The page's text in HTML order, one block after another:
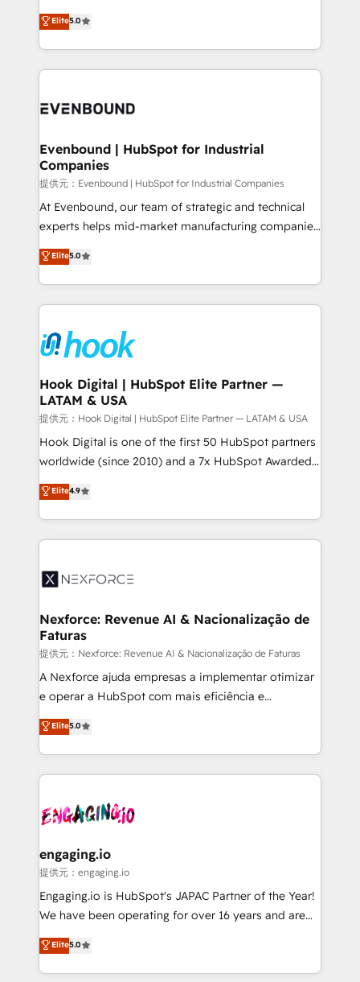
The synergies generated by these integrations,
together with the combination of talents, skills,
to accompany companies on their digital
helps mid-market revenue teams transform how
they sell, market, and serve. We don't just build your
HubSpot—we teach your team to own it, then stay
to help you keep winning. What We Do ⚙️ CRM
Data & Content 📈 Sales & Marketing Alignment +
Agent Creation 🔄 Custom Integrations & Data
Migration Why 1406 We become part of your team.
Your team learns while we build. We fix what others
broke. Built for mid-market reality—practical
solutions that work with your actual headcount and
HubSpot partners 🔄 Top 5% globally in client
retention 📅 8+ years of consistent results since 2017
move beyond spreadsheets into unified systems
that drive real business results.
Elite5.0
Evenbound | HubSpot for Industrial
Companies
提供元：Evenbound | HubSpot for Industrial Companies
At Evenbound, our team of strategic and technical
experts helps mid-market manufacturing companies
achieve real growth. We specialize in delivering
tailored solutions that drive results by leveraging
HubSpot’s platform and data to fuel success.
Technical Solutions: - HubSpot Technical Consulting -
Onboarding - Data Migration & Integrations -
Technical Audit & Optimization Strategic Solutions: -
Revenue Operations - Inbound Marketing -
Outbound Marketing - HubSpot CMS Website
Design & Development We empower our clients to
reach their full potential by providing transparent,
relationship-driven support. With over 300 HubSpot
technical know-how and strategic guidance you
need to succeed.
Elite5.0
Hook Digital | HubSpot Elite Partner —
LATAM & USA
提供元：Hook Digital | HubSpot Elite Partner — LATAM & USA
Hook Digital is one of the first 50 HubSpot partners
worldwide (since 2010) and a 7x HubSpot Awarded
Elite Partner. With 500+ projects across the U.S.,
Brazil, and LATAM, we combine global expertise with
regional experience. Today, we are Brazil’s largest
HubSpot Elite Partner—trusted by companies across
Implementation & Migration Onboarding across all
Station, Freshdesk, Intercom, and more. Custom
objects, automations, and integrations built for
growth. 🚀 AI-Driven GTM Orchestration Unify
HubSpot with LinkedIn, WhatsApp, email, paid
media, and AI voice to drive pipeline. 🤖 AI Custom
prospecting, follow-ups, service triage, and
knowledge retrieval—built in HubSpot. ⚡ Fast-Track
advanced optimization & adoption 📍 São Paulo, BR
• Des Moines, IA • New York, NY
Elite4.9
Nexforce: Revenue AI & Nacionalização de
Faturas
提供元：Nexforce: Revenue AI & Nacionalização de Faturas
A Nexforce ajuda empresas a implementar otimizar
e operar a HubSpot com mais eficiência e
previsibilidade de receita. Combinamos Revenue
Operations (RevOps) e Inteligência Artificial para
estruturar processos integrar sistemas organizar
dados e automatizar operações. O objetivo é
operacional de receita conectando equipes
Também somos distribuidores oficiais da HubSpot
e de mais de 150 softwares globais permitindo
contratar e pagar a HubSpot em reais com nota
fiscal no Brasil e gerar economia de até 50% na
Oferecemos ainda agentes de IA especializados em
HubSpot que automatizam tarefas executam rotinas
Elite5.0
engaging.io
提供元：engaging.io
Engaging.io is HubSpot's JAPAC Partner of the Year!
We have been operating for over 16 years and are
one of HubSpot's most experienced and technically
capable Agency Partners globally. We specialise in
complex CRM migrations, implementations,
Elite5.0